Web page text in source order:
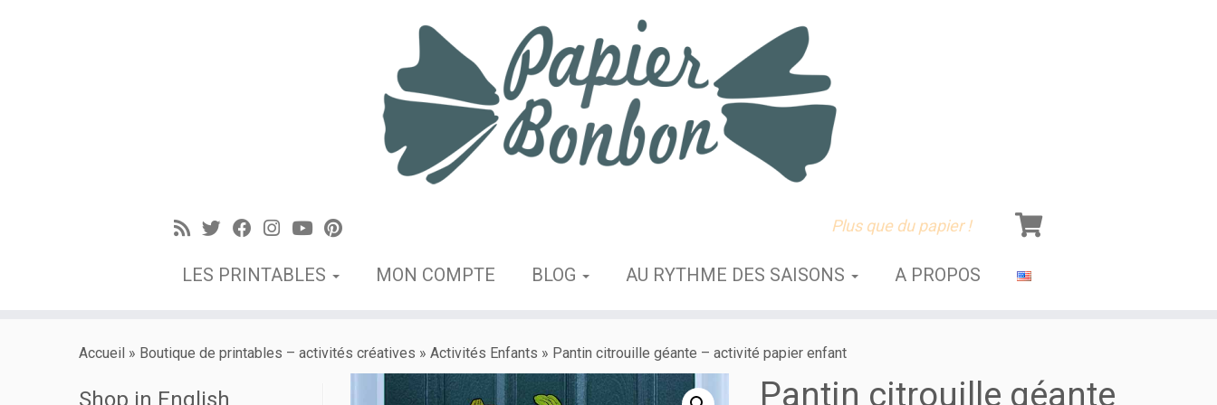
Plus que du papier !
LES PRINTABLES MON COMPTE BLOG AU RYTHME DES SAISONS A PROPOS
Accueil » Boutique de printables – activités créatives » Activités Enfants » Pantin citrouille géante – activité papier enfant
Shop in English
Pantin citrouille géante